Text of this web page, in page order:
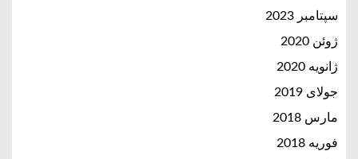
سپتامبر 2023
ژوئن 2020
ژانویه 2020
جولای 2019
مارس 2018
فوریه 2018